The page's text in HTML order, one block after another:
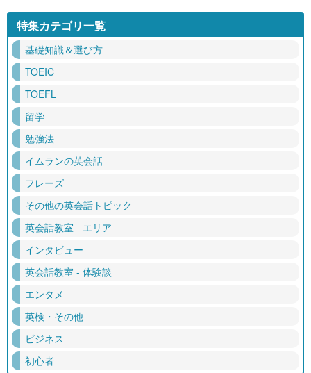
特集カテゴリ一覧
基礎知識＆選び方
TOEIC
TOEFL
留学
勉強法
イムランの英会話
フレーズ
その他の英会話トピック
英会話教室 - エリア
インタビュー
英会話教室 - 体験談
エンタメ
英検・その他
ビジネス
初心者